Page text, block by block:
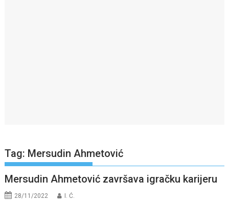
Tag: Mersudin Ahmetović
Mersudin Ahmetović završava igračku karijeru
28/11/2022 I. Ć.